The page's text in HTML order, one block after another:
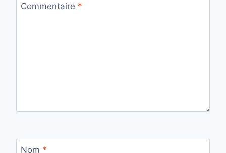
Commentaire *
Nom *